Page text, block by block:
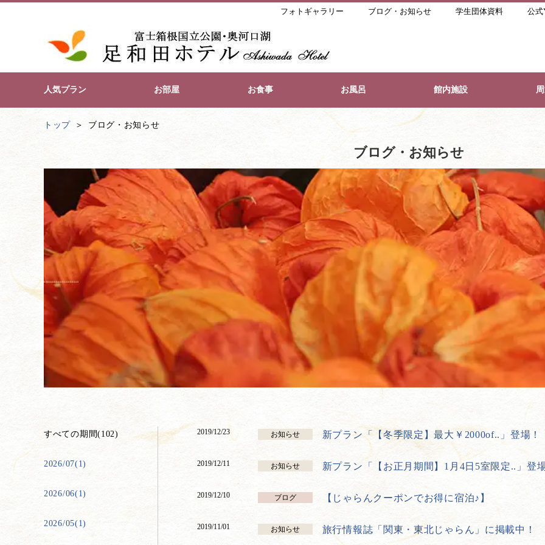
フォトギャラリー ブログ・お知らせ 学生団体資料 公式
人気プラン お部屋 お食事 お風呂 館内施設
トップ ブログ・お知らせ
ブログ・お知らせ
すべての期間(102)
2026/07(1)
2026/06(1)
2026/05(1)
2019/12/23 お知らせ 新プラン「【冬季限定】最大￥2000of..」登場！
2019/12/11 お知らせ 新プラン「【お正月期間】1月4日5室限定..」登
2019/12/10 ブログ 【じゃらんクーポンでお得に宿泊♪】
2019/11/01 お知らせ 旅行情報誌「関東・東北じゃらん」に掲載中！